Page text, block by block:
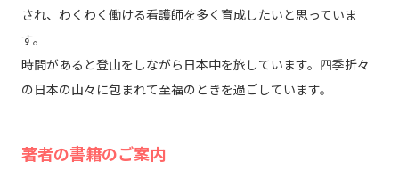
され、わくわく働ける看護師を多く育成したいと思っていま
す。
時間があると登山をしながら日本中を旅しています。四季折々
の日本の山々に包まれて至福のときを過ごしています。
著者の書籍のご案内